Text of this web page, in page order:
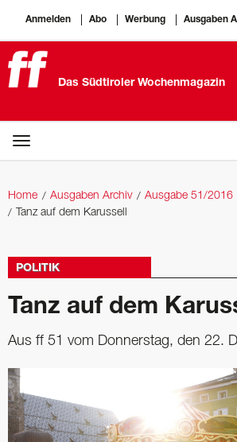
Anmelden Abo Werbung Ausgaben
Das Südtiroler Wochenmagazin
Home Ausgaben Archiv
Ausgabe 51/2016
Tanz auf dem Karussell
POLITIK
Tanz auf dem
Aus ff 51 vom Donnerstag, den 22.